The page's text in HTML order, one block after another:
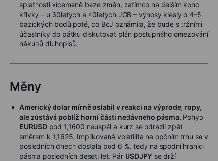
splatnosti víceméně beze změn, zatímco na delším konci
křivky – u 30letých a 40letých JGB – výnosy klesly o 4–5
bazických bodů poté, co BoJ oznámila, že bude s tržními
účastníky do pátku diskutovat plán postupného omezování
nákupů dluhopisů.
Měny
Americký dolar mírně oslabil v reakci na výprodej ropy,
ale zůstává poblíž horní části nedávného pásma. Pohyb
EURUSD pod 1,1600 neuspěl a kurz se odrazil zpět
směrem k 1,1625. Implikovaná volatilita na opčním trhu se v
posledních dnech dostala pod 6 %, tedy na spodní hranici
pásma posledních deseti let. Pár USDJPY se drží